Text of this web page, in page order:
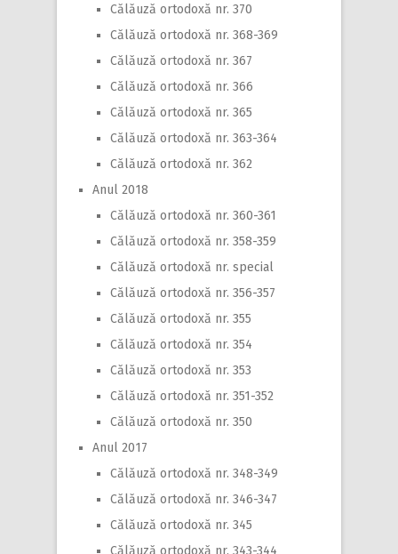
Călăuză ortodoxă nr. 370
Călăuză ortodoxă nr. 368-369
Călăuză ortodoxă nr. 367
Călăuză ortodoxă nr. 366
Călăuză ortodoxă nr. 365
Călăuză ortodoxă nr. 363-364
Călăuză ortodoxă nr. 362
Anul 2018
Călăuză ortodoxă nr. 360-361
Călăuză ortodoxă nr. 358-359
Călăuză ortodoxă nr. special
Călăuză ortodoxă nr. 356-357
Călăuză ortodoxă nr. 355
Călăuză ortodoxă nr. 354
Călăuză ortodoxă nr. 353
Călăuză ortodoxă nr. 351-352
Călăuză ortodoxă nr. 350
Anul 2017
Călăuză ortodoxă nr. 348-349
Călăuză ortodoxă nr. 346-347
Călăuză ortodoxă nr. 345
Călăuză ortodoxă nr. 343-344